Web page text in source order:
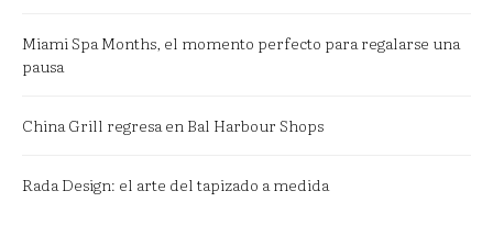
Miami Spa Months, el momento perfecto para regalarse una
pausa
China Grill regresa en Bal Harbour Shops
Rada Design: el arte del tapizado a medida